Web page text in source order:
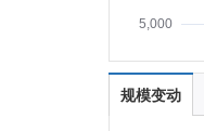
5,000
规模变动